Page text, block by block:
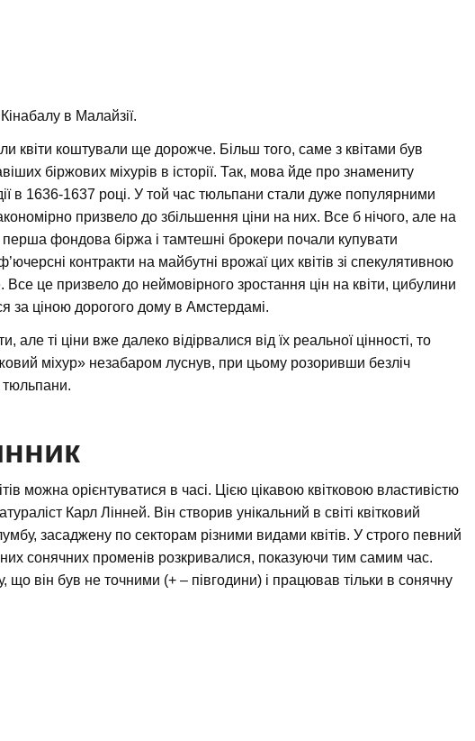
в Малайзії.
квіти коштували ще дорожче. Більш того, саме з квітами був
біржових міхурів в історії. Так, мова йде про знамениту
в 1636-1637 році. У той час тюльпани стали дуже популярними
призвело до збільшення ціни на них. Все б нічого, але на
фондова біржа і тамтешні брокери почали купувати
контракти на майбутні врожаї цих квітів зі спекулятивною
це призвело до неймовірного зростання цін на квіти, цибулини
за ціною дорогого дому в Амстердамі.
але ті ціни вже далеко відірвалися від їх реальної цінності, то
міхур» незабаром луснув, при цьому розоривши безліч
тюльпани.
можна орієнтуватися в часі. Цією цікавою квітковою властивістю
Карл Лінней. Він створив унікальний в світі квітковий
засаджену по секторам різними видами квітів. У строго певний
них сонячних променів розкривалися, показуючи тим самим час.
що він був не точними (+ – півгодини) і працював тільки в сонячну